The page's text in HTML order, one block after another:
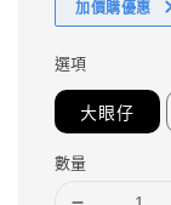
加價購優惠
選項
大眼仔
數量